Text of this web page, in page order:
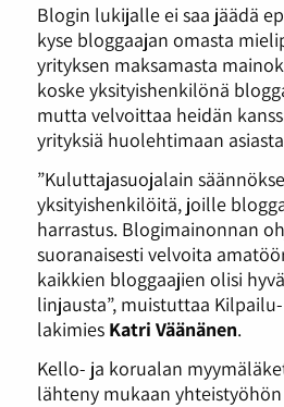
Blogin lukijalle ei saa jäädä
kyse bloggaajan omasta
yrityksen maksamasta
koske yksityishenkilönä
mutta velvoittaa heidän
yrityksiä huolehtimaan
”Kuluttajasuojalain
yksityishenkilöitä, joille
harrastus. Blogimainonnan
suoranaisesti velvoita
kaikkien bloggaajien olisi
linjausta”, muistuttaa
lakimies Katri Väänänen.
Kello- ja korualan
lähteny mukaan